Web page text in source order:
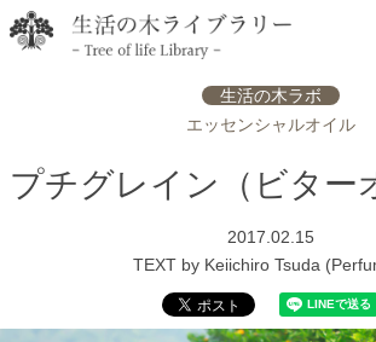
生活の木ラボ
エッセンシャルオイル
プチグレイン（ビター
2017.02.15
TEXT by Keiichiro Tsuda